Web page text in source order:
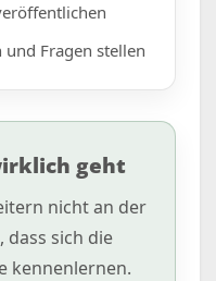
und Fragen stellen
geht
nicht an der
dass sich die
kennenlernen.